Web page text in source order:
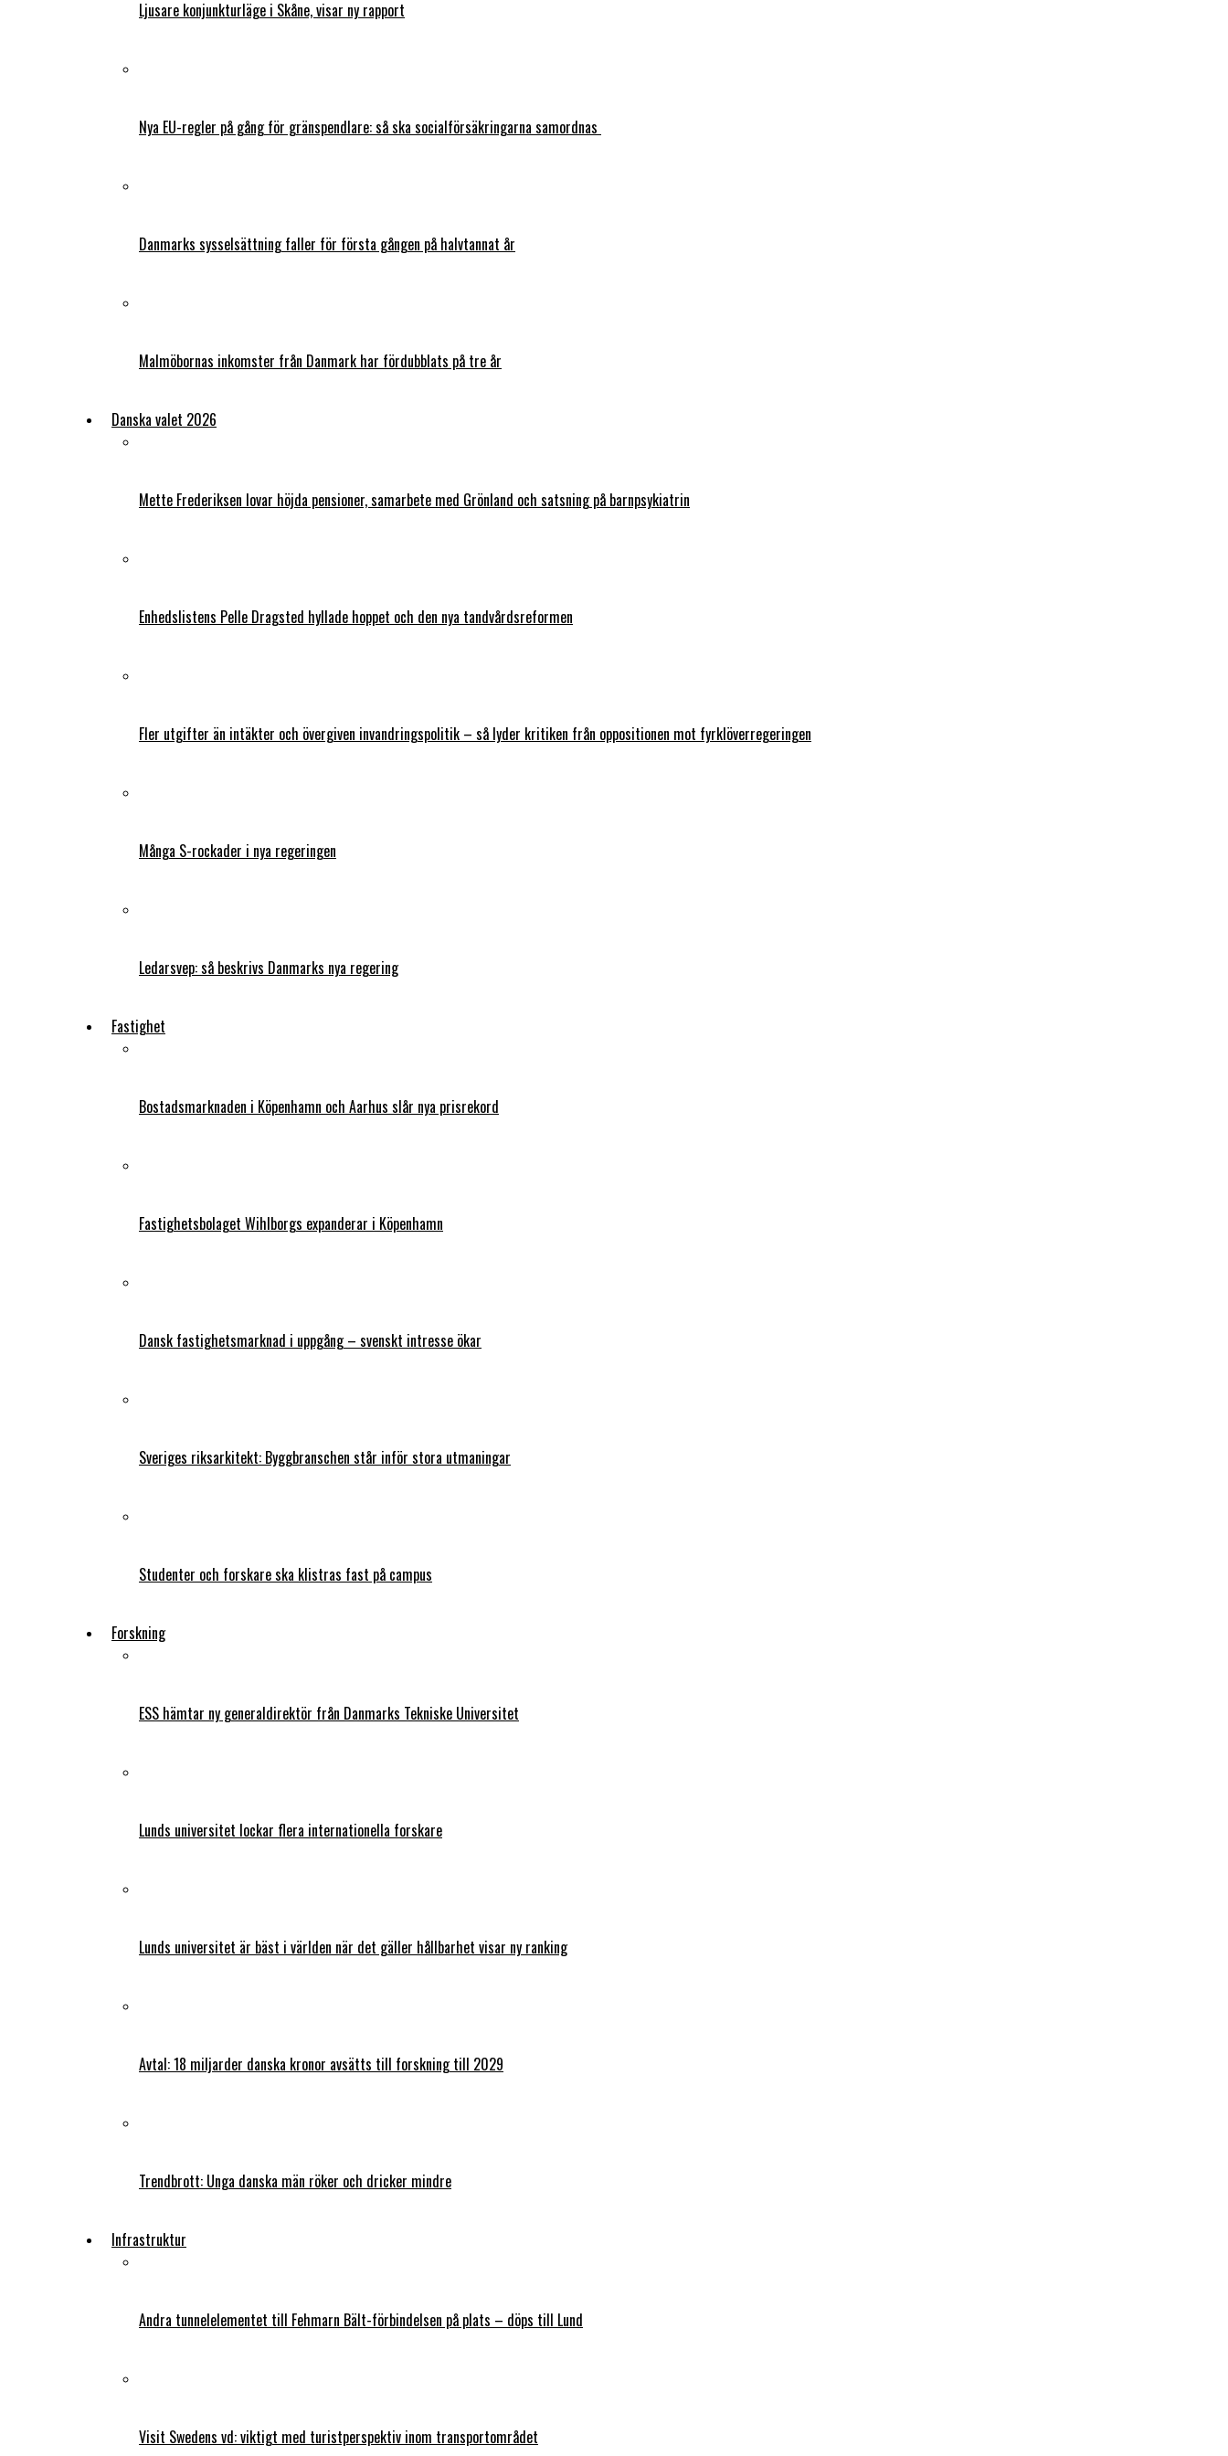
Ljusare konjunkturläge i Skåne, visar ny rapport
Nya EU-regler på gång för gränspendlare: så ska socialförsäkringarna samordnas
Danmarks sysselsättning faller för första gången på halvtannat år
Malmöbornas inkomster från Danmark har fördubblats på tre år
Danska valet 2026
Mette Frederiksen lovar höjda pensioner, samarbete med Grönland och satsning på barnpsykiatrin
Enhedslistens Pelle Dragsted hyllade hoppet och den nya tandvårdsreformen
Fler utgifter än intäkter och övergiven invandringspolitik – så lyder kritiken från oppositionen mot fyrklöverregeringen
Många S-rockader i nya regeringen
Ledarsvep: så beskrivs Danmarks nya regering
Fastighet
Bostadsmarknaden i Köpenhamn och Aarhus slår nya prisrekord
Fastighetsbolaget Wihlborgs expanderar i Köpenhamn
Dansk fastighetsmarknad i uppgång – svenskt intresse ökar
Sveriges riksarkitekt: Byggbranschen står inför stora utmaningar
Studenter och forskare ska klistras fast på campus
Forskning
ESS hämtar ny generaldirektör från Danmarks Tekniske Universitet
Lunds universitet lockar flera internationella forskare
Lunds universitet är bäst i världen när det gäller hållbarhet visar ny ranking
Avtal: 18 miljarder danska kronor avsätts till forskning till 2029
Trendbrott: Unga danska män röker och dricker mindre
Infrastruktur
Andra tunnelelementet till Fehmarn Bält-förbindelsen på plats – döps till Lund
Visit Swedens vd: viktigt med turistperspektiv inom transportområdet